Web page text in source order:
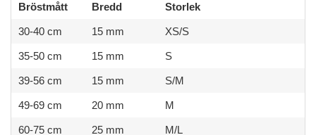
Bröstmått Bredd Storlek
30-40 cm 15 mm XS/S
35-50 cm 15 mm S
39-56 cm 15 mm S/M
49-69 cm 20 mm M
60-75 cm 25 mm M/L